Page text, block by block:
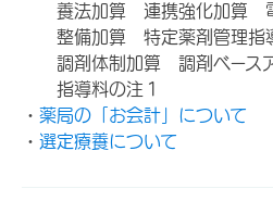
養法加算 連携強化加算
整備加算 特定薬剤管理指
調剤体制加算 調剤ベース
指導料の注１
・ 薬局の「お会計」について
・ 選定療養について